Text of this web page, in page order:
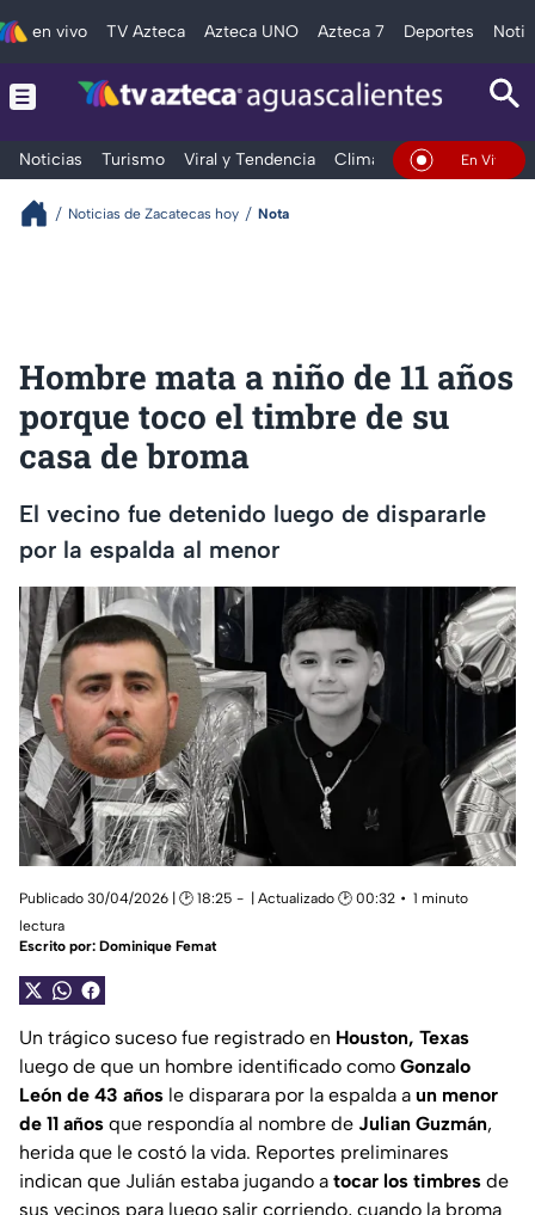
en vivo TV Azteca Azteca UNO Azteca 7 Deportes
Noticias Turismo Viral y Tendencia Clima DeportesEn Vivo
Noticias de Zacatecas hoy Nota
Hombre mata a niño de 11 años
porque toco el timbre de su
casa de broma
El vecino fue detenido luego de dispararle
por la espalda al menor
Publicado 30/04/2026 | 🕑 18:25 | Actualizado 🕑 00:32
1 minuto
lectura
Escrito por: Dominique Femat
Un trágico suceso fue registrado en Houston, Texas
luego de que un hombre identificado como Gonzalo
León de 43 años le disparara por la espalda a un menor
de 11 años que respondía al nombre de Julian Guzmán,
herida que le costó la vida. Reportes preliminares
indican que Julián estaba jugando a tocar los timbres de
sus vecinos para luego salir corriendo, cuando la broma